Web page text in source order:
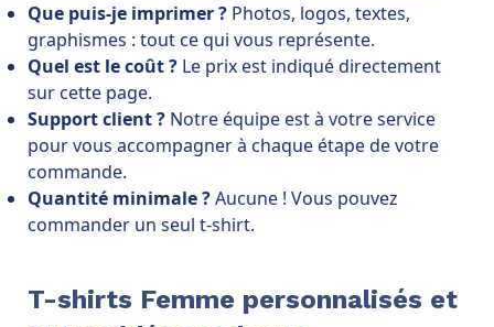
Que puis-je imprimer ? Photos, logos, textes,
graphismes : tout ce qui vous représente.
Quel est le coût ? Le prix est indiqué directement
sur cette page.
Support client ? Notre équipe est à votre service
pour vous accompagner à chaque étape de votre
commande.
Quantité minimale ?Aucune ! Vous pouvez
commander un seul t-shirt.
T-shirts Femme personnalisés et